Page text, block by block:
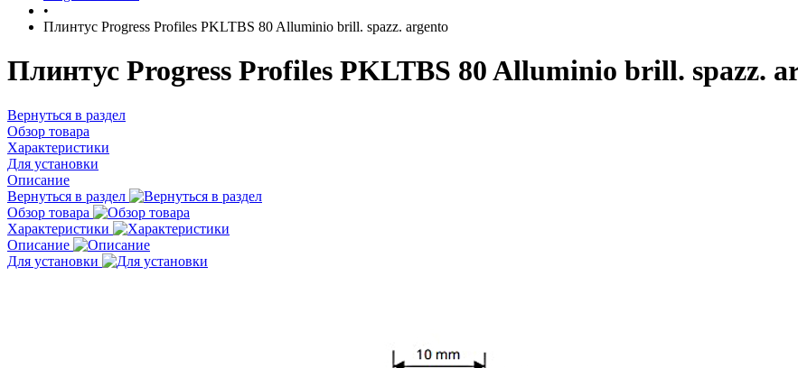
•
Плинтус Progress Profiles PKLTBS 80 Alluminio brill. spazz. argento
Плинтус Progress Profiles PKLTBS 80 Alluminio brill. spazz.
Вернуться в раздел
Обзор товара
Характеристики
Для установки
Описание
Вернуться в раздел
Обзор товара
Характеристики
Описание
Для установки